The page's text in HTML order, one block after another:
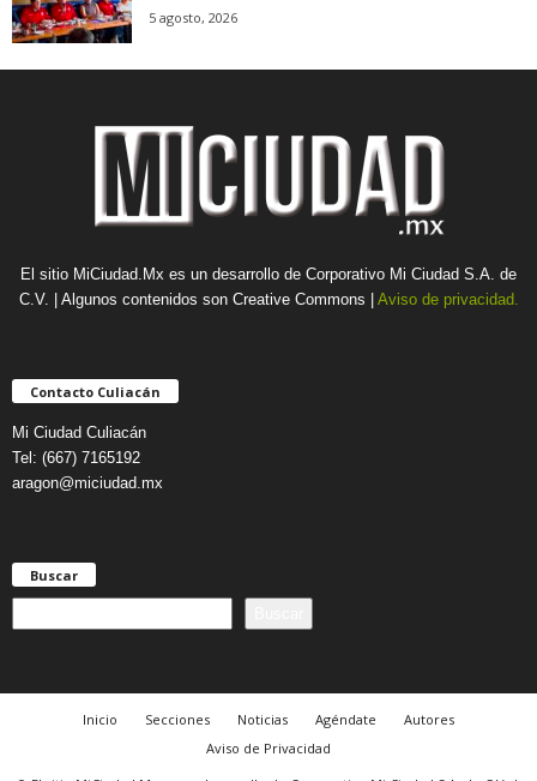
5 agosto, 2026
El sitio MiCiudad.Mx es un desarrollo de Corporativo Mi Ciudad S.A. de
C.V. | Algunos contenidos son Creative Commons | Aviso de privacidad.
Contacto Culiacán
Mi Ciudad Culiacán
Tel: (667) 7165192
aragon@miciudad.mx
Buscar
u
Inicio Secciones Noticias Agéndate
Autores
Aviso de Privacidad